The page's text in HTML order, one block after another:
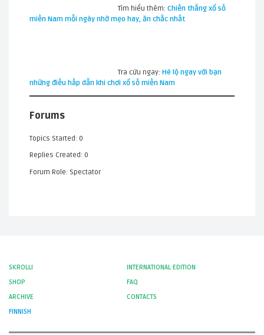
Tìm hiểu thêm: Chiến thắng xổ số
miền Nam mỗi ngày nhờ mẹo hay, ăn chắc nhất
Tra cứu ngay: Hé lộ ngay với bạn
những điều hấp dẫn khi chơi xổ số miền Nam
Forums
Topics Started: 0
Replies Created: 0
Forum Role: Spectator
SKROLLI
INTERNATIONAL EDITION
SHOP
FAQ
ARCHIVE
CONTACTS
FINNISH